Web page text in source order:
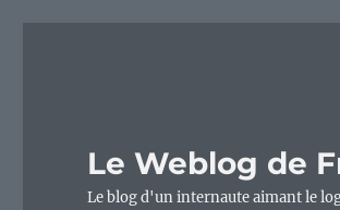
Le Weblog de
Le blog d'un internaute aimant le